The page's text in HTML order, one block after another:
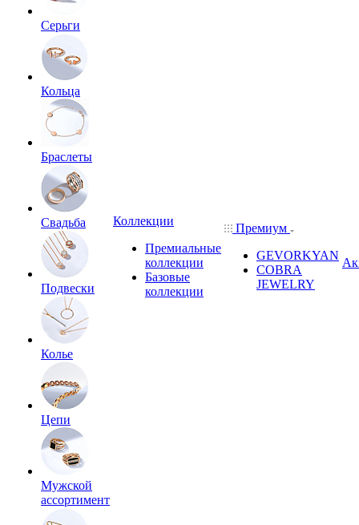
Серьги
Кольца
Браслеты
Свадьба
Подвески
Колье
Цепи
Мужской
ассортимент
Коллекции
Премиальные
коллекции
Базовые
коллекции
Премиум
GEVORKYAN
COBRA
JEWELRY